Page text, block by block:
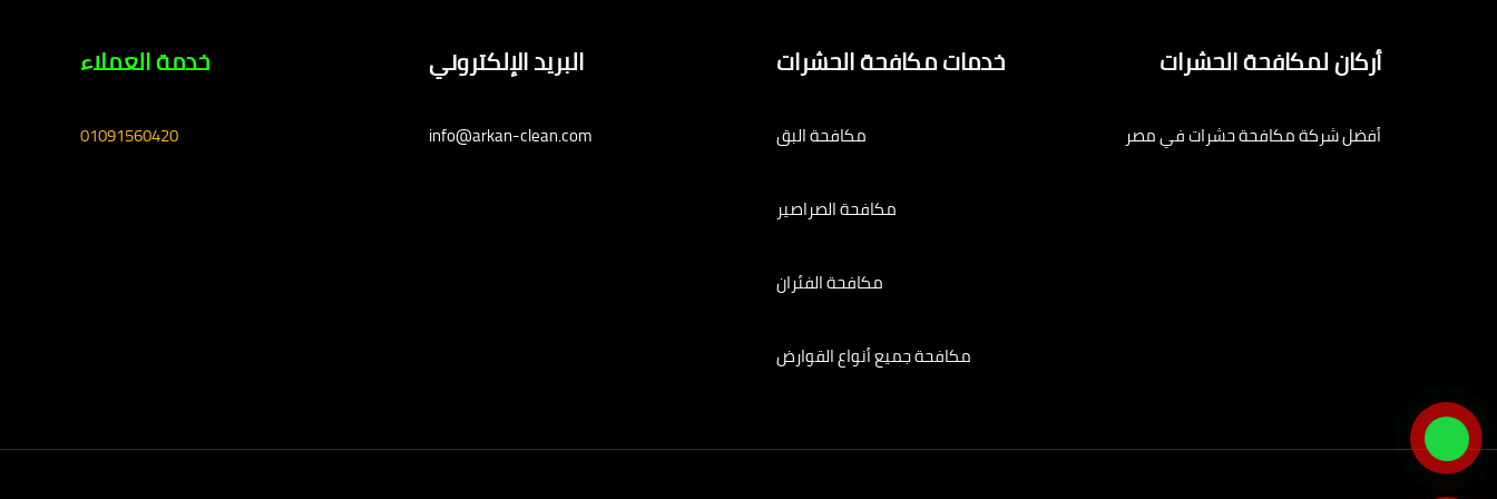
أركان لمكافحة الحشرات
أفضل شركة مكافحة حشرات في مصر
خدمات مكافحة الحشرات
مكافحة البق
مكافحة الصراصير
مكافحة الفئران
مكافحة جميع أنواع القوارض
البريد الإلكتروني
info@arkan-clean.com
خدمة العملاء
01091560420